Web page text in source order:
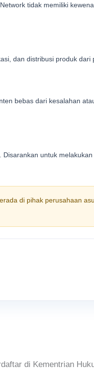
tidak memiliki
dan distribusi produk dari
bebas dari kesalahan
untuk
di pihak perusahaan
di Kementrian